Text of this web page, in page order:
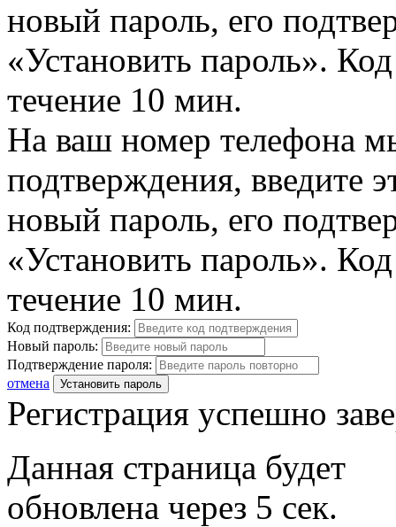
новый пароль, его
«Установить пароль».
течение 10 мин.
На ваш номер телефона
подтверждения, введите
новый пароль, его
«Установить пароль».
течение 10 мин.
Код подтверждения:
Новый пароль:
Подтверждение пароля:
отмена
Установить пароль
Регистрация успешно
Данная страница будет
обновлена через 5 сек.